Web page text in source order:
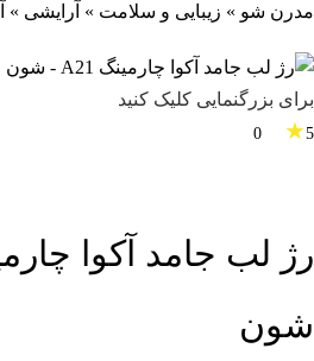
مدرن شو » زیبایی و سلامت » آرایشی »
برای بزرگنمایی کلیک کنید
5
★
شون